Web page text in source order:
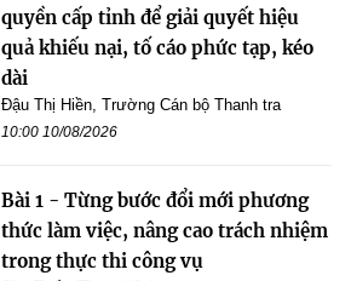
quyền cấp tỉnh để giải quyết hiệu
quả khiếu nại, tố cáo phức tạp, kéo
dài
Đậu Thị Hiền, Trường Cán bộ Thanh tra
10:00 10/08/2026
Bài 1 - Từng bước đổi mới phương
thức làm việc, nâng cao trách nhiệm
trong thực thi công vụ